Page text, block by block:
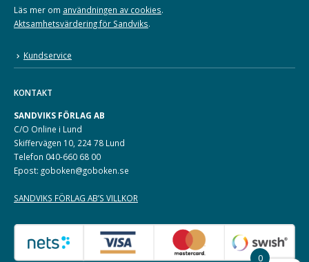
Läs mer om användningen av cookies.
Aktsamhetsvärdering för Sandviks.
Kundservice
KONTAKT
SANDVIKS FÖRLAG AB
C/O Online i Lund
Skiffervägen 10, 224 78 Lund
Telefon 040-660 68 00
Epost: goboken@goboken.se
SANDVIKS FÖRLAG AB’S VILLKOR
0